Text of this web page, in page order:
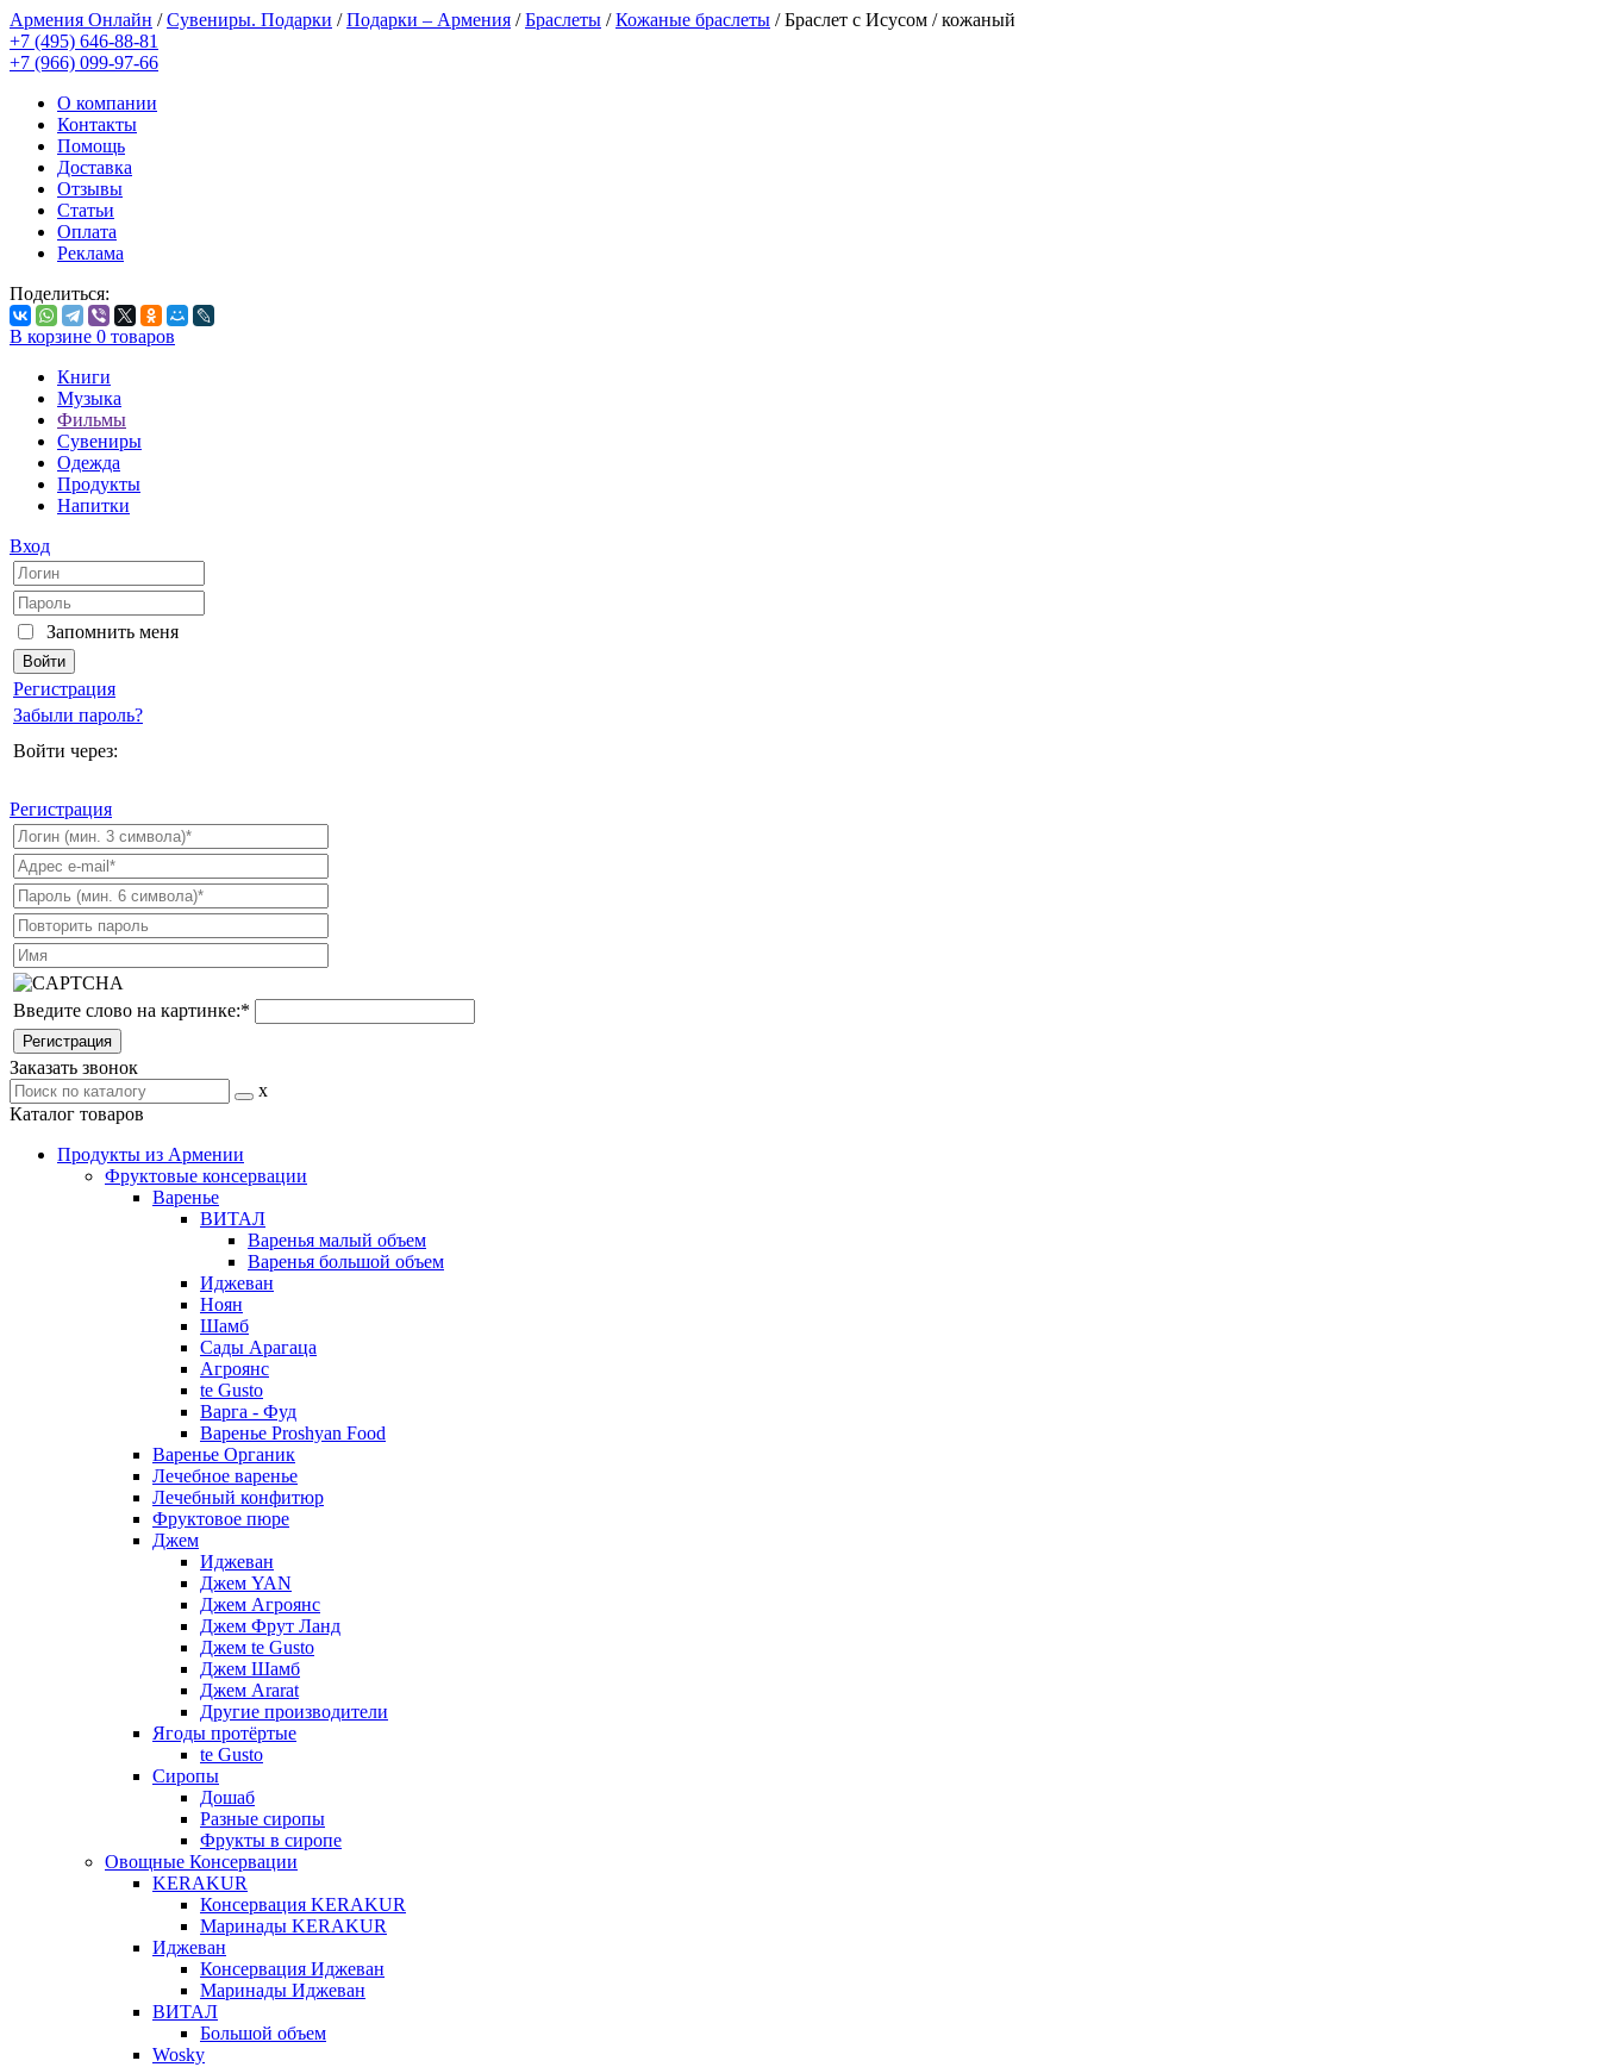
Армения Онлайн /Сувениры. Подарки /Подарки – Армения /Браслеты /Кожаные браслеты /Браслет с Исусом / кожаный
+7 (495) 646-88-81
+7 (966) 099-97-66
О компании
Контакты
Помощь
Доставка
Отзывы
Статьи
Оплата
Реклама
Поделиться:
В корзине 0 товаров
Книги
Музыка
Фильмы
Сувениры
Одежда
Продукты
Напитки
Вход
Запомнить меня
Регистрация
Забыли пароль?
Войти через:
Регистрация
Введите слово на картинке:*
Заказать звонок
x
Каталог товаров
Продукты из Армении
Фруктовые консервации
Варенье
ВИТАЛ
Варенья малый объем
Варенья большой объем
Иджеван
Ноян
Шамб
Сады Арагаца
Агроянс
te Gusto
Варга - Фуд
Варенье Proshyan Food
Варенье Органик
Лечебное варенье
Лечебный конфитюр
Фруктовое пюре
Джем
Иджеван
Джем YAN
Джем Агроянс
Джем Фрут Ланд
Джем te Gusto
Джем Шамб
Джем Ararat
Другие производители
Ягоды протёртые
te Gusto
Сиропы
Дошаб
Разные сиропы
Фрукты в сиропе
Овощные Консервации
KERAKUR
Консервация KERAKUR
Маринады KERAKUR
Иджеван
Консервация Иджеван
Маринады Иджеван
ВИТАЛ
Большой объем
Wosky